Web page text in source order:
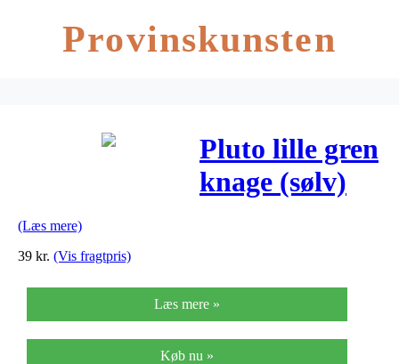
Provinskunsten
Pluto lille gren
knage (sølv)
(Læs mere)
39 kr. (Vis fragtpris)
Læs mere »
Køb nu »